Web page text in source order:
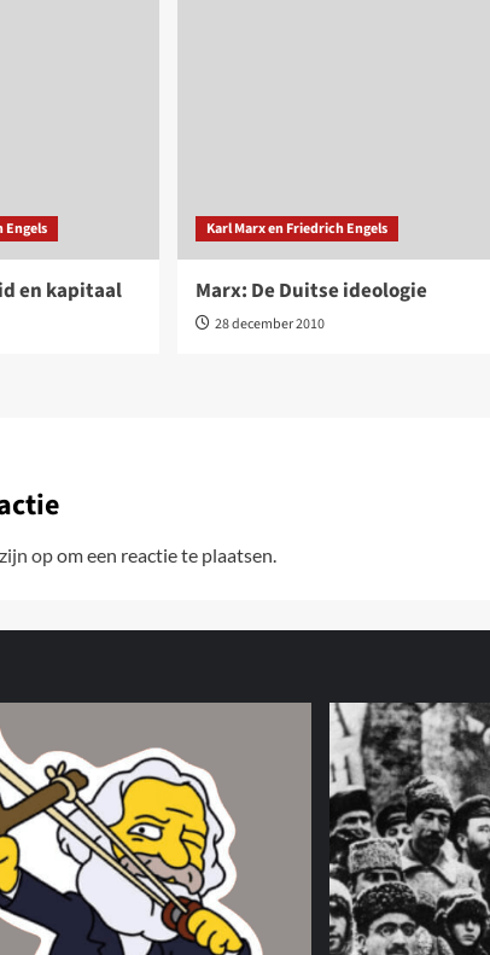
Engels
en kapitaal
Karl Marx en Friedrich Engels
Marx: De Duitse ideologie
28 december 2010
opom een reactie te plaatsen.